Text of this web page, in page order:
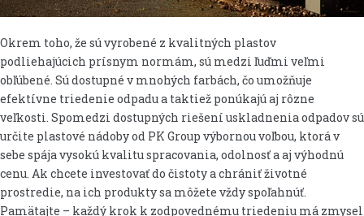
Okrem toho, že sú vyrobené z kvalitných plastov
podliehajúcich prísnym normám, sú medzi ľuďmi veľmi
obľúbené. Sú dostupné v mnohých farbách, čo umožňuje
efektívne triedenie odpadu a taktiež ponúkajú aj rôzne
veľkosti. Spomedzi dostupných riešení uskladnenia odpadov sú
určite plastové nádoby od PK Group výbornou voľbou, ktorá v
sebe spája vysokú kvalitu spracovania, odolnosť a aj výhodnú
cenu. Ak chcete investovať do čistoty a chrániť životné
prostredie, na ich produkty sa môžete vždy spoľahnúť.
Pamätajte – každý krok k zodpovednému triedeniu má zmysel